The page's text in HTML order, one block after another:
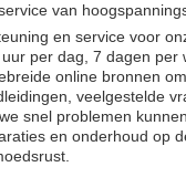
van
en service voor
per dag, 7 dagen
online bronnen
veelgestelde
snel problemen
en onderhoud op